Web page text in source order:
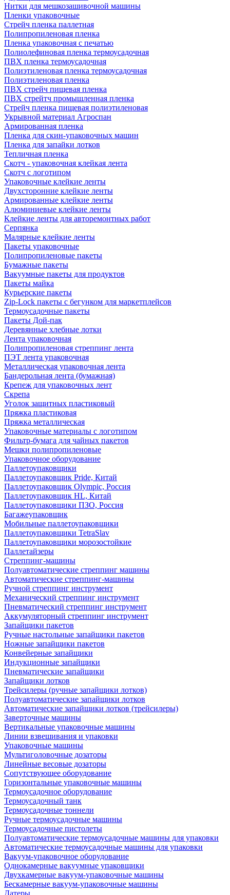
Нитки для мешкозашивочной машины
Пленки упаковочные
Стрейч пленка паллетная
Полипропиленовая пленка
Пленка упаковочная с печатью
Полиолефиновая пленка термоусадочная
ПВХ пленка термоусадочная
Полиэтиленовая пленка термоусадочная
Полиэтиленовая пленка
ПВХ стрейч пищевая пленка
ПВХ стрейтч промышленная пленка
Стрейч пленка пищевая полиэтиленовая
Укрывной материал Агроспан
Армированная пленка
Пленка для скин-упаковочных машин
Пленка для запайки лотков
Тепличная пленка
Скотч - упаковочная клейкая лента
Скотч с логотипом
Упаковочные клейкие ленты
Двухсторонние клейкие ленты
Армированные клейкие ленты
Алюминиевые клейкие ленты
Клейкие ленты для авторемонтных работ
Серпянка
Малярные клейкие ленты
Пакеты упаковочные
Полипропиленовые пакеты
Бумажные пакеты
Вакуумные пакеты для продуктов
Пакеты майка
Курьерские пакеты
Zip-Lock пакеты с бегунком для маркетплейсов
Термоусадочные пакеты
Пакеты Дой-пак
Деревянные хлебные лотки
Лента упаковочная
Полипропиленовая стреппинг лента
ПЭТ лента упаковочная
Металлическая упаковочная лента
Бандерольная лента (бумажная)
Крепеж для упаковочных лент
Скрепа
Уголок защитных пластиковый
Пряжка пластиковая
Пряжка металлическая
Упаковочные материалы с логотипом
Фильтр-бумага для чайных пакетов
Мешки полипропиленовые
Упаковочное оборудование
Паллетоупаковщики
Паллетоупаковщик Pride, Китай
Паллетоупаковщик Olympic, Россия
Паллетоупаковщик HL, Китай
Паллетоупаковщики ПЗО, Россия
Багажеупаковщик
Мобильные паллетоупаковщики
Паллетоупаковщики TetraSlav
Паллетоупаковщики морозостойкие
Паллетайзеры
Стреппинг-машины
Полуавтоматические стреппинг машины
Автоматические стреппинг-машины
Ручной стреппинг инструмент
Механический стреппинг инструмент
Пневматический стреппинг инструмент
Аккумуляторный стреппинг инструмент
Запайщики пакетов
Ручные настольные запайщики пакетов
Ножные запайщики пакетов
Конвейерные запайщики
Индукционные запайщики
Пневматические запайщики
Запайщики лотков
Трейсилеры (ручные запайщики лотков)
Полуавтоматические запайщики лотков
Автоматические запайщики лотков (трейсилеры)
Заверточные машины
Вертикальные упаковочные машины
Линии взвешивания и упаковки
Упаковочные машины
Мультиголовочные дозаторы
Линейные весовые дозаторы
Сопутствующее оборудование
Горизонтальные упаковочные машины
Термоусадочное оборудование
Термоусадочный танк
Термоусадочные тоннели
Ручные термоусадочные машины
Термоусадочные пистолеты
Полуавтоматические термоусадочные машины для упаковки
Автоматические термоусадочные машины для упаковки
Вакуум-упаковочное оборудование
Однокамерные вакуумные упаковщики
Двухкамерные вакуум-упаковочные машины
Бескамерные вакуум-упаковочные машины
Датеры